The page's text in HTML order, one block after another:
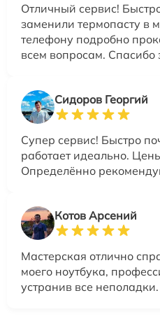
Отличный сервис!
заменили термопасту в
телефону подробно
всем вопросам.
Сидоров Георгий
Супер сервис! Быстро
работает идеально.
Определённо
Котов Арсений
Мастерская отлично
моего ноутбука,
устранив все